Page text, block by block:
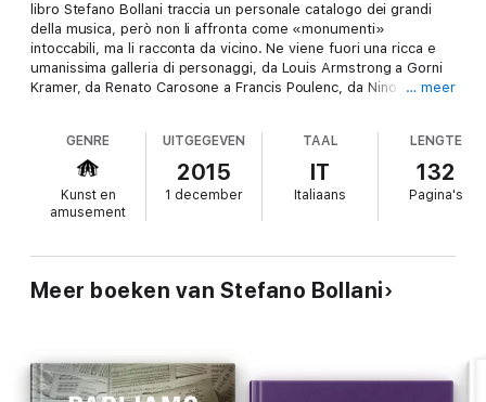
libro Stefano Bollani traccia un personale catalogo dei grandi
della musica, però non li affronta come «monumenti»
intoccabili, ma li racconta da vicino. Ne viene fuori una ricca e
umanissima galleria di personaggi, da Louis Armstrong a Gorni
Kramer, da Renato Carosone a Francis Poulenc, da Nino Rota a
Astor Piazzolla, passando per figure nascoste ma non meno
importanti, come Nadia Boulanger, Wanda Landowska, Belinda
Fate. Storie, aneddoti, curiosità e appassionati sguardi da
intenditore, dietro i quali Bollani lascia intravedere uno spirito
che vaga e unisce queste anime artistiche in un'unica grande
l'alchimista e altre storie di musicistitorna a raccontarci il
mondo «caldo e gioioso» del quale è oggi uno dei grandi
svincolo insperato. Ma a patto di poterci giocare».
… meer
GENRE
Kunst en
amusement
UITGEGEVEN
2015
1 december
TAAL
IT
Italiaans
LENGTE
132
Pagina's
Meer boeken van Stefano Bollani